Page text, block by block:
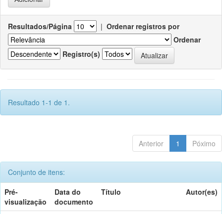
Resultados/Página | Ordenar registros por
Ordenar
Registro(s)
Resultado 1-1 de 1.
Anterior 1 Póximo
Conjunto de itens:
Pré-
visualização
Data do
documento
Título Autor(es)